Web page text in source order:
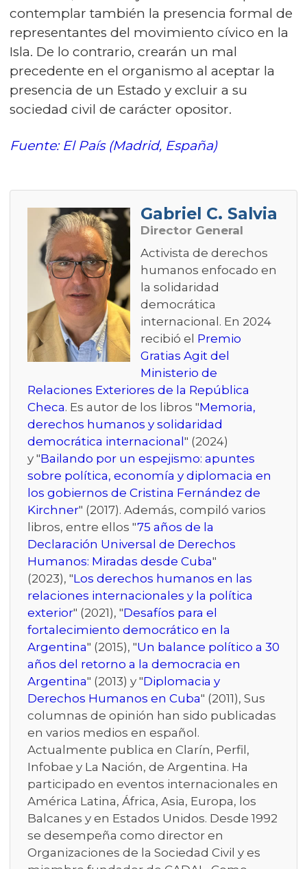
contemplar también la presencia formal de
representantes del movimiento cívico en la
Isla. De lo contrario, crearán un mal
precedente en el organismo al aceptar la
presencia de un Estado y excluir a su
sociedad civil de carácter opositor.
Fuente: El País (Madrid, España)
Gabriel C. Salvia
Director General
Activista de derechos
humanos enfocado en
la solidaridad
democrática
internacional. En 2024
recibió el Premio
Gratias Agit del
Ministerio de
Relaciones Exteriores de la República
Checa. Es autor de los libros "Memoria,
derechos humanos y solidaridad
democrática internacional " (2024)
y "Bailando por un espejismo: apuntes
sobre política, economía y diplomacia en
los gobiernos de Cristina Fernández de
Kirchner" (2017). Además, compiló varios
libros, entre ellos "75 años de la
Declaración Universal de Derechos
Humanos: Miradas desde Cuba"
(2023), "Los derechos humanos en las
relaciones internacionales y la política
exterior" (2021), "Desafíos para el
fortalecimiento democrático en la
Argentina" (2015), "Un balance político a 30
años del retorno a la democracia en
Argentina" (2013) y "Diplomacia y
Derechos Humanos en Cuba" (2011), Sus
columnas de opinión han sido publicadas
en varios medios en español.
Actualmente publica en Clarín, Perfil,
Infobae y La Nación, de Argentina. Ha
participado en eventos internacionales en
América Latina, África, Asia, Europa, los
Balcanes y en Estados Unidos. Desde 1992
se desempeña como director en
Organizaciones de la Sociedad Civil y es